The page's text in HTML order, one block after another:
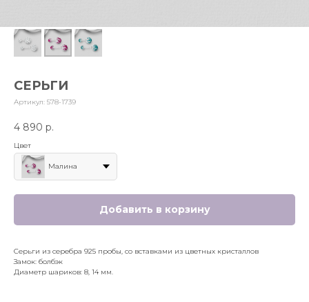
СЕРЬГИ
Артикул: 578-1739
4 890 р.
Цвет
Малина
Добавить в корзину
Серьги из серебра 925 пробы, со вставками из цветных кристаллов
Замок: болбэк
Диаметр шариков: 8, 14 мм.